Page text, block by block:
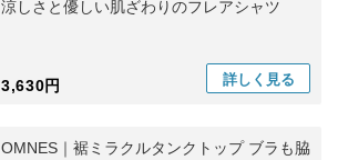
涼しさと優しい肌ざわりのフレアシャツ
3,630円 詳しく 見る
OMNES｜裾ミラクルタンクトップ ブラも脇